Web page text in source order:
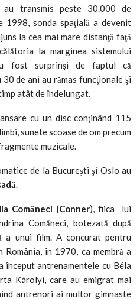
au transmis peste 30.000 de
1998, sonda spaţială a devenit
la cea mai mare distanţă faţă
la marginea sistemului
fost surprinşi de faptul că
de ani au rămas funcţionale şi
atât de îndelungat.
cu un disc conţinând 115
sunete scoase de om precum
muzicale.
de la Bucureşti şi Oslo au
.
Comăneci (Conner), fiica lui
Comăneci, botezată după
a unui film. A concurat pentru
în 1970, ca membră a
început antrenamentele cu Béla
Károlyi, care au emigrat mai
antrenori ai multor gimnaste